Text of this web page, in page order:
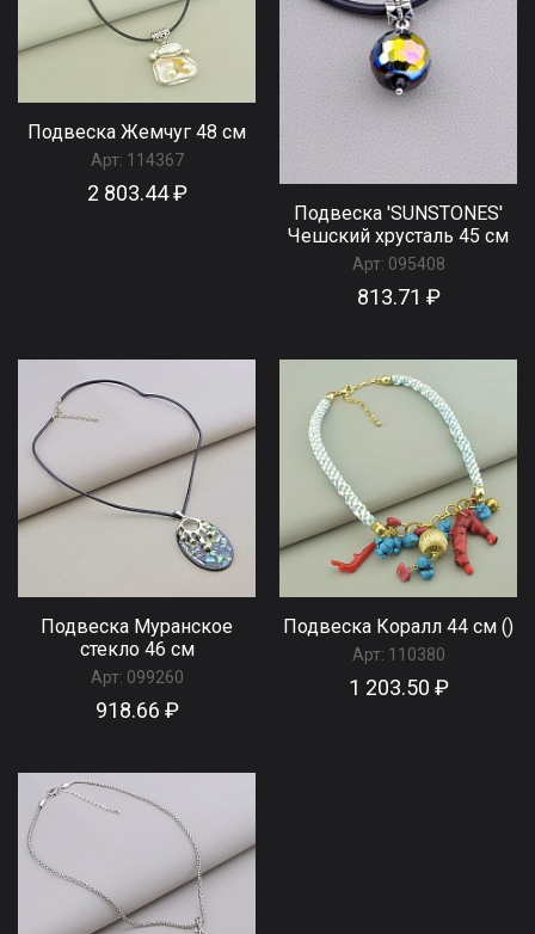
Подвеска Жемчуг 48 см
Арт: 114367
2 803.44 ₽
Подвеска 'SUNSTONES'
Чешский хрусталь 45 см
Арт: 095408
813.71 ₽
Подвеска Муранское
стекло 46 см
Арт: 099260
918.66 ₽
Подвеска Коралл 44 см ()
Арт: 110380
1 203.50 ₽